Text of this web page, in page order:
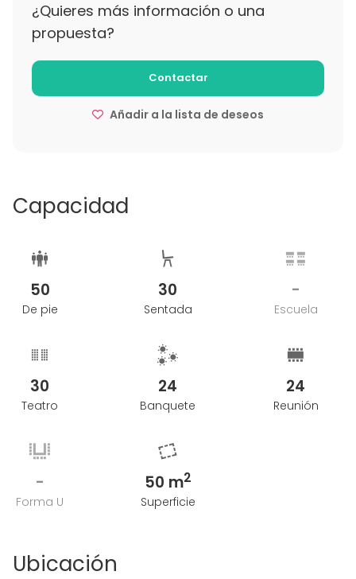
¿Quieres más información o una
propuesta?
Contactar
Añadir a la lista de deseos
Capacidad
50
De pie
30
Sentada
-
Escuela
30
Teatro
24
Banquete
24
Reunión
-
Forma U
50 m2
Superficie
Ubicación